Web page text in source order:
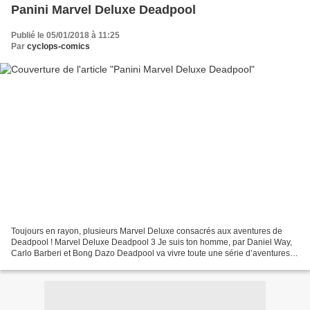
Panini Marvel Deluxe Deadpool
Publié le 05/01/2018 à 11:25
Par cyclops-comics
Toujours en rayon, plusieurs Marvel Deluxe consacrés aux aventures de
Deadpool ! Marvel Deluxe Deadpool 3 Je suis ton homme, par Daniel Way,
Carlo Barberi et Bong Dazo Deadpool va vivre toute une série d’aventures !